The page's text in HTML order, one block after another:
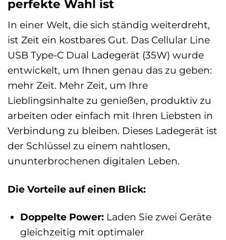
perfekte Wahl ist
In einer Welt, die sich ständig weiterdreht,
ist Zeit ein kostbares Gut. Das Cellular Line
USB Type-C Dual Ladegerät (35W) wurde
entwickelt, um Ihnen genau das zu geben:
mehr Zeit. Mehr Zeit, um Ihre
Lieblingsinhalte zu genießen, produktiv zu
arbeiten oder einfach mit Ihren Liebsten in
Verbindung zu bleiben. Dieses Ladegerät ist
der Schlüssel zu einem nahtlosen,
ununterbrochenen digitalen Leben.
Die Vorteile auf einen Blick:
Doppelte Power: Laden Sie zwei Geräte
gleichzeitig mit optimaler